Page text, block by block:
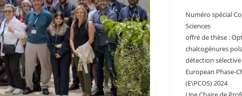
Numéro spécial
Sciences
offre de thèse :
chalcogénures
détection
European Phase-
(E\PCOS) 2024